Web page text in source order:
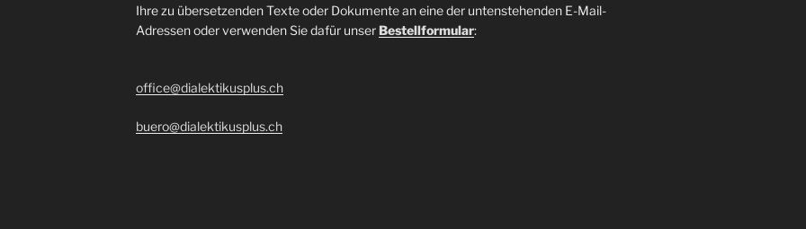
Ihre zu übersetzenden Texte oder Dokumente an eine der untenstehenden E-Mail-
Adressen oder verwenden Sie dafür unserBestellformular:
office@dialektikusplus.ch
buero@dialektikusplus.ch